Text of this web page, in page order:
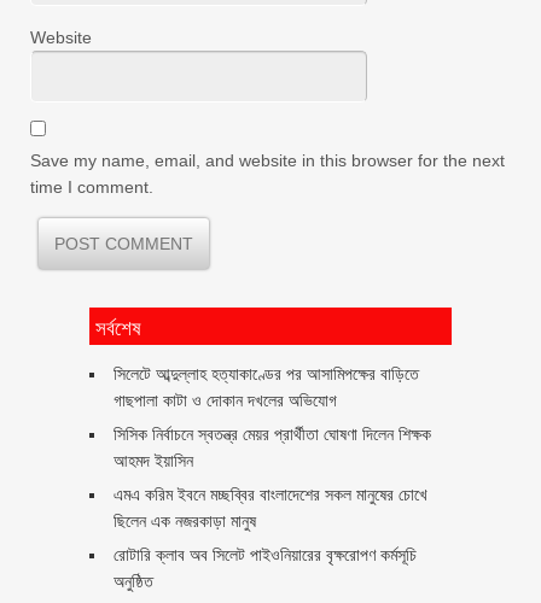
Website
Save my name, email, and website in this browser for the next
time I comment.
সর্বশেষ
সিলেটে আব্দুল্লাহ হত্যাকাণ্ডের পর আসামিপক্ষের বাড়িতে
গাছপালা কাটা ও দোকান দখলের অভিযোগ
সিসিক নির্বাচনে স্বতন্ত্র মেয়র প্রার্থীতা ঘোষণা দিলেন শিক্ষক
আহমদ ইয়াসিন
এমএ করিম ইবনে মচ্ছব্বির বাংলাদেশের সকল মানুষের চোখে
ছিলেন এক নজরকাড়া মানুষ ‎
রোটারি ক্লাব অব সিলেট পাইওনিয়ারের বৃক্ষরোপণ কর্মসূচি
অনুষ্ঠিত